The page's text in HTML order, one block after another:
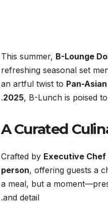
This summer, B-Lounge
refreshing seasonal set
an artful twist to Pan-
2025, B-Lunch is poised
A Curated
Crafted by Executive Chef
person, offering guests a
a meal, but a
and detail.